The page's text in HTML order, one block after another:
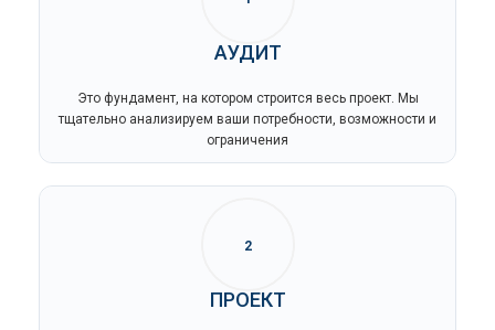
АУДИТ
Это фундамент, на котором строится весь проект. Мы
тщательно анализируем ваши потребности, возможности и
ограничения
2
ПРОЕКТ